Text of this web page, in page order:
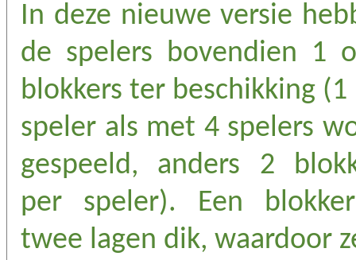
In deze nieuwe versie
de spelers bovendien 1
blokkers ter beschikking (1
speler als met 4 spelers
gespeeld, anders 2
per speler). Een
twee lagen dik, waardoor